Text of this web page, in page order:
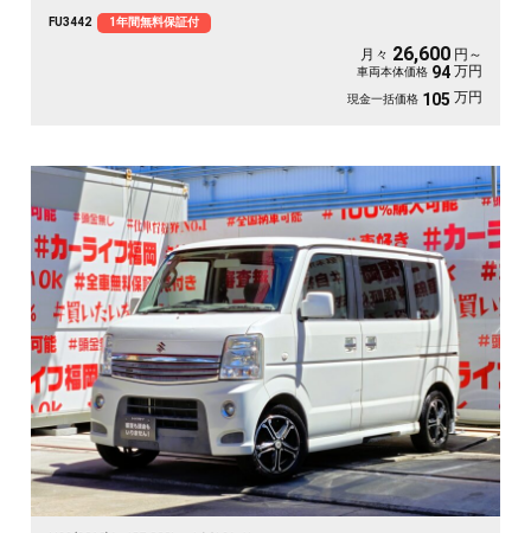
FU3442
1年間無料保証付
月々 26,600 円～
車両本体価格 94 万円
現金一括価格 105 万円